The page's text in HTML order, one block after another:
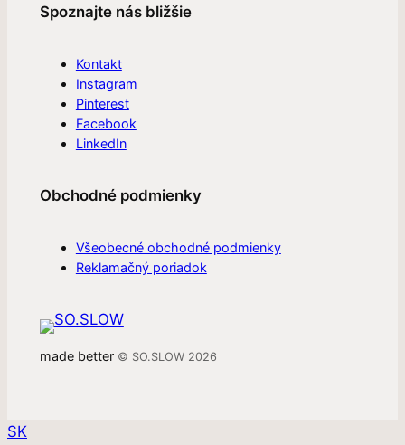
Spoznajte nás bližšie
Kontakt
Instagram
Pinterest
Facebook
LinkedIn
Obchodné podmienky
Všeobecné obchodné podmienky
Reklamačný poriadok
made better© SO.SLOW 2026
SK